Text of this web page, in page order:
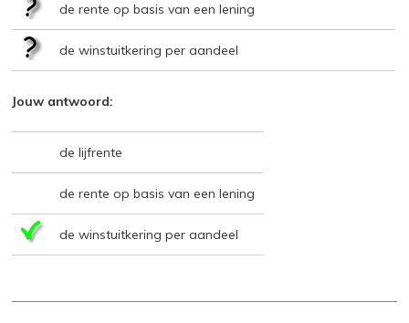
de rente op basis van een lening
de winstuitkering per aandeel
Jouw antwoord:
de lijfrente
de rente op basis van een lening
de winstuitkering per aandeel